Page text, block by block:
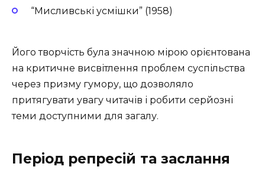
“Мисливські усмішки” (1958)
Його творчість була значною мірою орієнтована
на критичне висвітлення проблем суспільства
через призму гумору, що дозволяло
притягувати увагу читачів і робити серйозні
теми доступними для загалу.
Період репресій та заслання